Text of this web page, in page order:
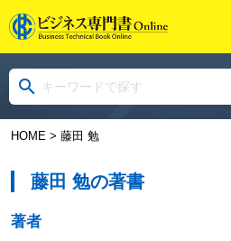
HOME> 藤田 勉
藤田 勉の著書
著者